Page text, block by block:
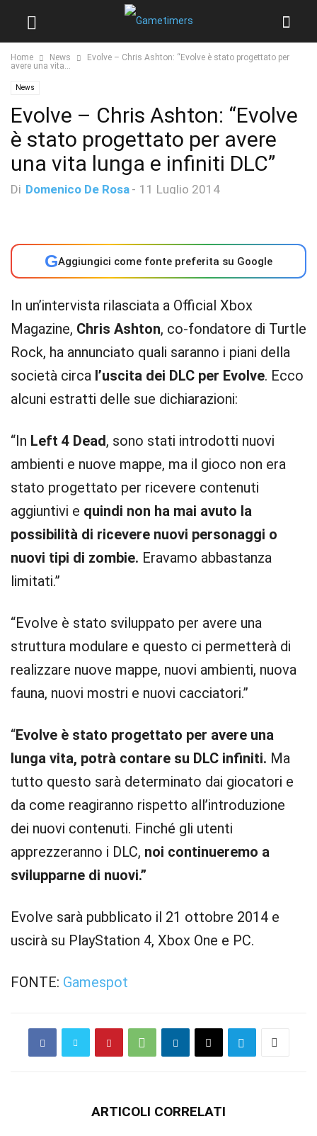
Home News
Evolve – Chris Ashton: “Evolve è stato progettato per
avere una vita...
News
Evolve – Chris Ashton: “Evolve
è stato progettato per avere
una vita lunga e infiniti DLC”
Di Domenico De Rosa - 11 Luglio 2014
GAggiungici come fonte preferita su Google
In un’intervista rilasciata a Official Xbox
Magazine, Chris Ashton, co-fondatore di Turtle
Rock, ha annunciato quali saranno i piani della
società circa l’uscita dei DLC per Evolve. Ecco
alcuni estratti delle sue dichiarazioni:
“In Left 4 Dead, sono stati introdotti nuovi
ambienti e nuove mappe, ma il gioco non era
stato progettato per ricevere contenuti
aggiuntivi e quindi non ha mai avuto la
possibilità di ricevere nuovi personaggi o
nuovi tipi di zombie. Eravamo abbastanza
limitati.”
“Evolve è stato sviluppato per avere una
struttura modulare e questo ci permetterà di
realizzare nuove mappe, nuovi ambienti, nuova
fauna, nuovi mostri e nuovi cacciatori.”
“Evolve è stato progettato per avere una
lunga vita, potrà contare su DLC infiniti. Ma
tutto questo sarà determinato dai giocatori e
da come reagiranno rispetto all’introduzione
dei nuovi contenuti. Finché gli utenti
apprezzeranno i DLC, noi continueremo a
svilupparne di nuovi.”
Evolve sarà pubblicato il 21 ottobre 2014 e
uscirà su PlayStation 4, Xbox One e PC.
FONTE: Gamespot
ARTICOLI CORRELATI